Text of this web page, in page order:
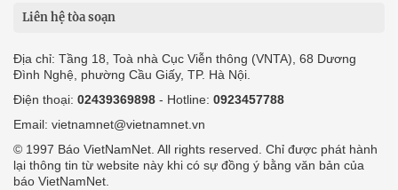
Liên hệ tòa soạn
Địa chỉ: Tầng 18, Toà nhà Cục Viễn thông (VNTA), 68 Dương
Đình Nghệ, phường Cầu Giấy, TP. Hà Nội.
Điện thoại: 02439369898 - Hotline: 0923457788
Email: vietnamnet@vietnamnet.vn
© 1997 Báo VietNamNet. All rights reserved. Chỉ được phát hành
lại thông tin từ website này khi có sự đồng ý bằng văn bản của
báo VietNamNet.